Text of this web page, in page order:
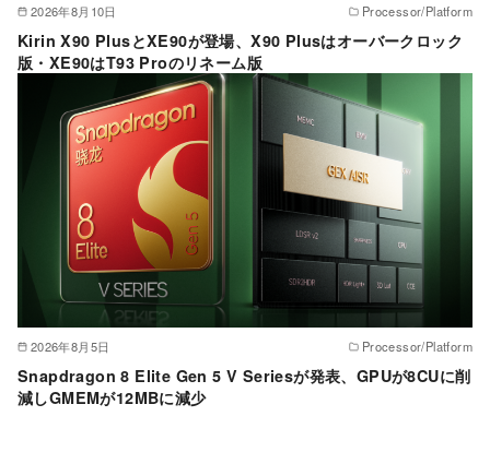
2026年8月10日 Processor/Platform
Kirin X90 PlusとXE90が登場、X90 Plusはオーバークロック
版・XE90はT93 Proのリネーム版
2026年8月5日 Processor/Platform
Snapdragon 8 Elite Gen 5 V Seriesが発表、GPUが8CUに削
減しGMEMが12MBに減少